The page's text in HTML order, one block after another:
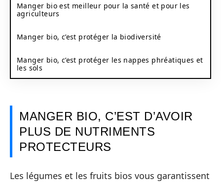
Manger bio est meilleur pour la santé et pour les
agriculteurs
Manger bio, c’est protéger la biodiversité
Manger bio, c’est protéger les nappes phréatiques et
les sols
MANGER BIO, C’EST D’AVOIR
PLUS DE NUTRIMENTS
PROTECTEURS
Les légumes et les fruits bios vous garantissent